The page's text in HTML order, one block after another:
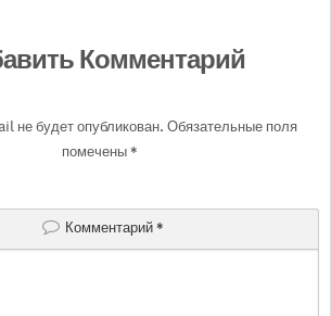
Комментарий
не будет опубликован.Обязательные поля
помечены*
Комментарий*